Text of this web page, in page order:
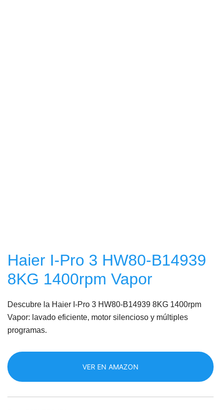
Haier I-Pro 3 HW80-B14939
8KG 1400rpm Vapor
Descubre la Haier I-Pro 3 HW80-B14939 8KG 1400rpm
Vapor: lavado eficiente, motor silencioso y múltiples
programas.
VER EN AMAZON